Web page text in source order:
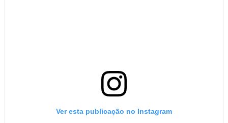
Ver esta publicação no Instagram